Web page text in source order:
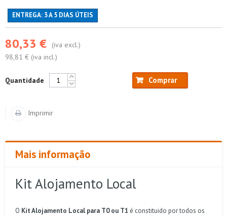
ENTREGA: 3 A 5 DIAS ÚTEIS
80,33 €
(iva excl.)
98,81 € (iva incl.)
Quantidade Comprar
Imprimir
Mais informação
Kit Alojamento Local
O Kit Alojamento Local para T0 ou T1 é constituido por todos os